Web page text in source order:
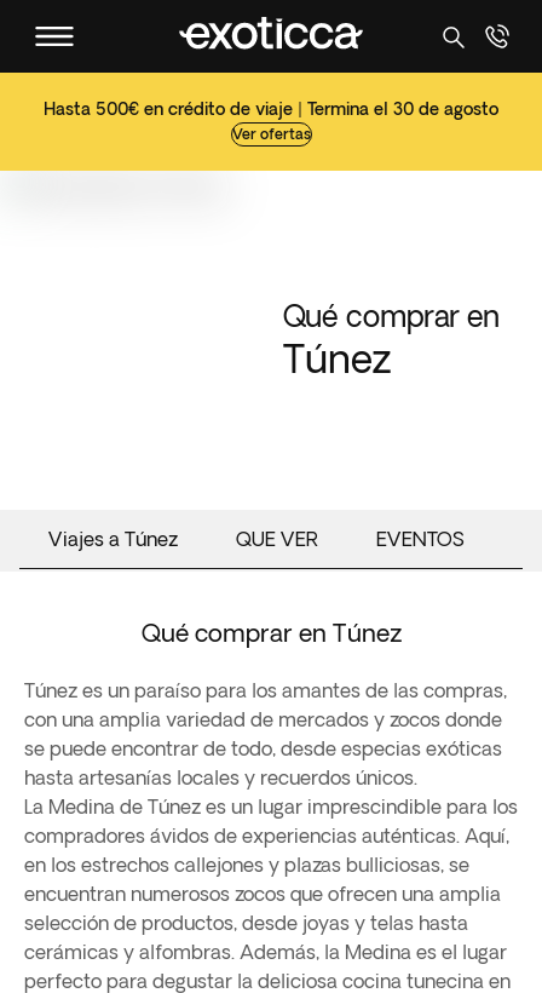
Hasta 500€ en crédito de viaje | Termina el 30 de agosto
Ver ofertas
Qué comprar en
Túnez
Viajes a Túnez QUE VER EVENTOS
Qué comprar en Túnez
Túnez es un paraíso para los amantes de las compras,
con una amplia variedad de mercados y zocos donde
se puede encontrar de todo, desde especias exóticas
hasta artesanías locales y recuerdos únicos.
La Medina de Túnez es un lugar imprescindible para los
compradores ávidos de experiencias auténticas. Aquí,
en los estrechos callejones y plazas bulliciosas, se
encuentran numerosos zocos que ofrecen una amplia
selección de productos, desde joyas y telas hasta
cerámicas y alfombras. Además, la Medina es el lugar
perfecto para degustar la deliciosa cocina tunecina en